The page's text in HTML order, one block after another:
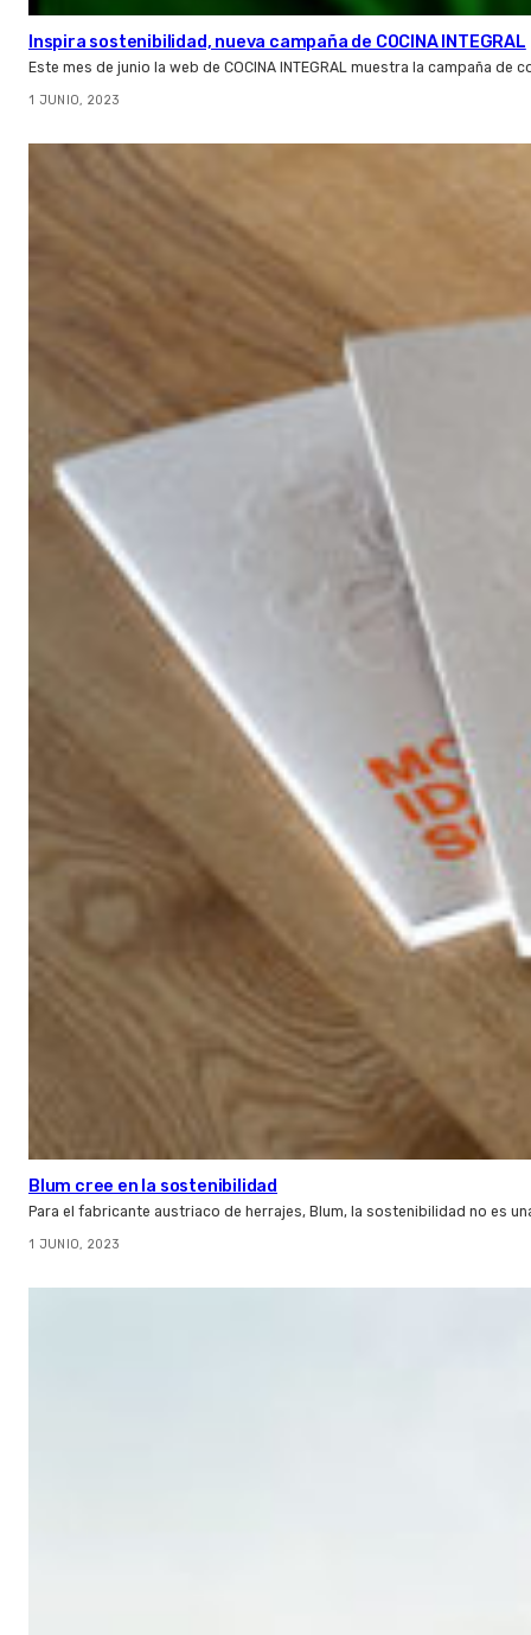
Inspira sostenibilidad, nueva campaña de COCINA INTEGRAL
Este mes de junio la web de COCINA INTEGRAL muestra la campaña de
1 JUNIO, 2023
Blum cree en la sostenibilidad
Para el fabricante austriaco de herrajes, Blum, la sostenibilidad no es
1 JUNIO, 2023